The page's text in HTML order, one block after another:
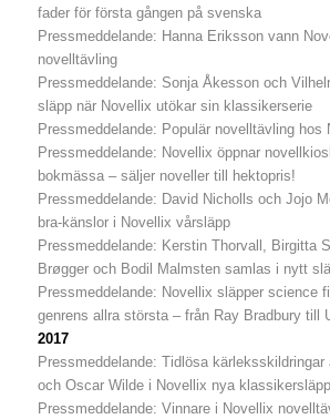
fader för första gången på svenska
Pressmeddelande: Hanna Eriksson vann
novelltävling
Pressmeddelande: Sonja Åkesson och
släpp när Novellix utökar sin klassikerserie
Pressmeddelande: Populär novelltävling hos
Pressmeddelande: Novellix öppnar
bokmässa – säljer noveller till hektopris!
Pressmeddelande: David Nicholls och Jojo
bra-känslor i Novellix vårsläpp
Pressmeddelande: Kerstin Thorvall, Birgitta
Brøgger och Bodil Malmsten samlas i nytt
Pressmeddelande: Novellix släpper science
genrens allra största – från Ray Bradbury till
2017
Pressmeddelande: Tidlösa
och Oscar Wilde i Novellix nya klassikersläpp
Pressmeddelande: Vinnare i Novellix